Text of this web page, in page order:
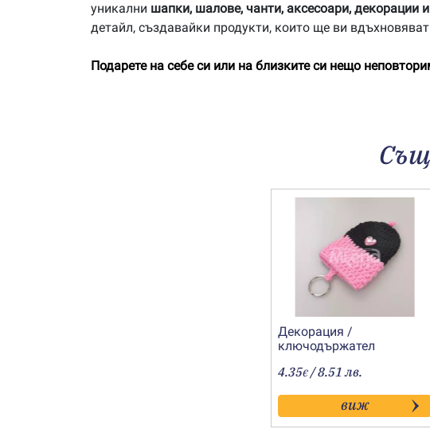
уникални шапки, шалове, чанти, аксесоари, декорации
детайл, създавайки продукти, които ще ви
Подарете на себе си или на близките си нещо
Декорация /
ключодържател
4.35€ / 8.51 лв.
виж